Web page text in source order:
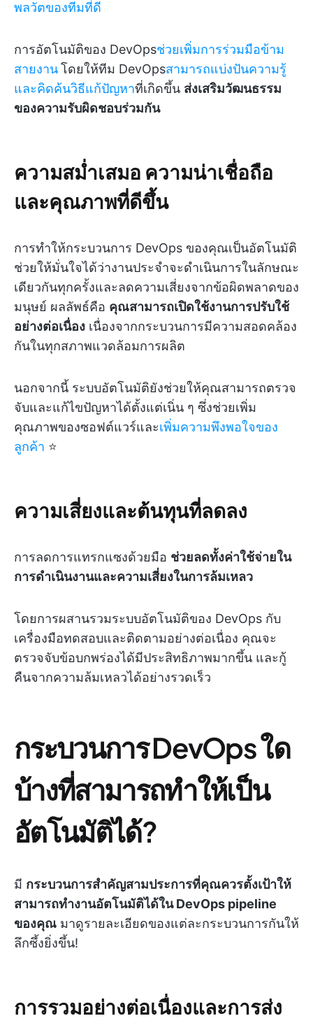
พลวัตของทีมที่ดี
การอัตโนมัติของ DevOpsช่วยเพิ่มการร่วมมือข้าม
สายงานโดยให้ทีม DevOpsสามารถแบ่งปันความรู้
และคิดค้นวิธีแก้ปัญหาที่เกิดขึ้น ส่งเสริมวัฒนธรรม
ของความรับผิดชอบร่วมกัน
ความสม่ำเสมอ ความน่าเชื่อถือ
และคุณภาพที่ดีขึ้น
การทำให้กระบวนการ DevOps ของคุณเป็นอัตโนมัติ
ช่วยให้มั่นใจได้ว่างานประจำจะดำเนินการในลักษณะ
เดียวกันทุกครั้งและลดความเสี่ยงจากข้อผิดพลาดของ
มนุษย์ ผลลัพธ์คือ คุณสามารถเปิดใช้งานการปรับใช้
อย่างต่อเนื่อง เนื่องจากกระบวนการมีความสอดคล้อง
กันในทุกสภาพแวดล้อมการผลิต
นอกจากนี้ ระบบอัตโนมัติยังช่วยให้คุณสามารถตรวจ
จับและแก้ไขปัญหาได้ตั้งแต่เนิ่น ๆ ซึ่งช่วยเพิ่ม
คุณภาพของซอฟต์แวร์และเพิ่มความพึงพอใจของ
ลูกค้า ⭐
ความเสี่ยงและต้นทุนที่ลดลง
การลดการแทรกแซงด้วยมือ ช่วยลดทั้งค่าใช้จ่ายใน
การดำเนินงานและความเสี่ยงในการล้มเหลว
โดยการผสานรวมระบบอัตโนมัติของ DevOps กับ
เครื่องมือทดสอบและติดตามอย่างต่อเนื่อง คุณจะ
ตรวจจับข้อบกพร่องได้มีประสิทธิภาพมากขึ้น และกู้
คืนจากความล้มเหลวได้อย่างรวดเร็ว
กระบวนการ DevOps ใด
บ้างที่สามารถทำให้เป็น
อัตโนมัติได้?
มี กระบวนการสำคัญสามประการที่คุณควรตั้งเป้าให้
สามารถทำงานอัตโนมัติได้ใน DevOps pipeline
ของคุณ มาดูรายละเอียดของแต่ละกระบวนการกันให้
ลึกซึ้งยิ่งขึ้น!
การรวมอย่างต่อเนื่องและการส่ง